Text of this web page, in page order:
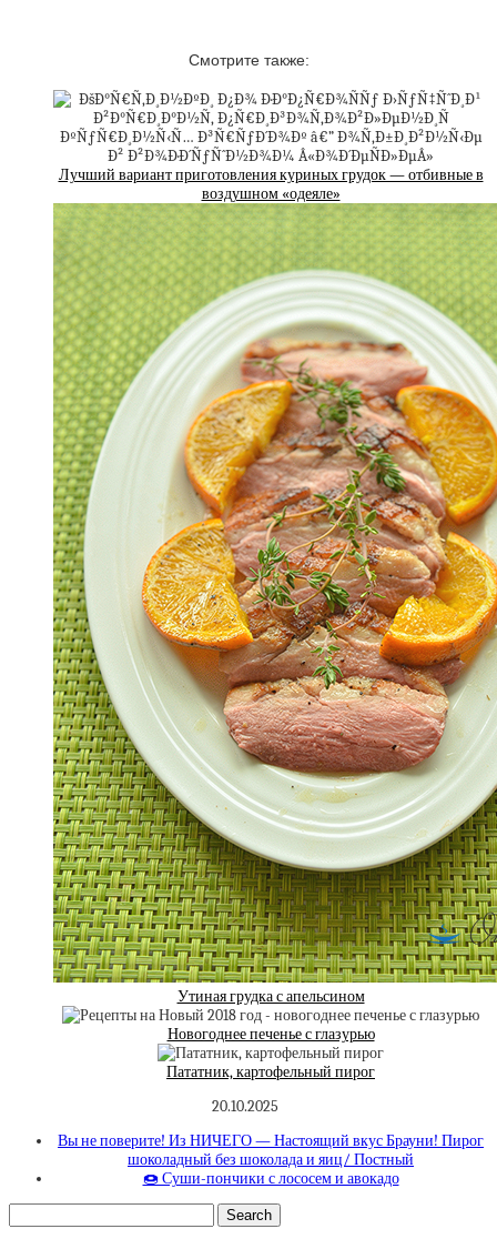
Смотрите также:
Лучший вариант приготовления куриных грудок — отбивные в
воздушном «одеяле»
Утиная грудка с апельсином
Новогоднее печенье с глазурью
Пататник, картофельный пирог
20.10.2025
Вы не поверите! Из НИЧЕГО — Настоящий вкус Брауни! Пирог
шоколадный без шоколада и яиц/ Постный
🍩 Суши-пончики с лососем и авокадо